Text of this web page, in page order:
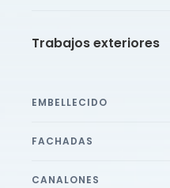
Trabajos exteriores
EMBELLECIDO
FACHADAS
CANALONES